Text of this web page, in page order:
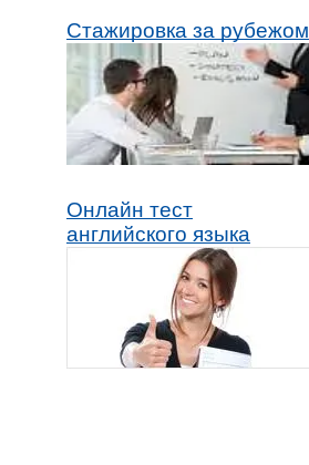
Стажировка за рубежом
Онлайн тест
английского языка